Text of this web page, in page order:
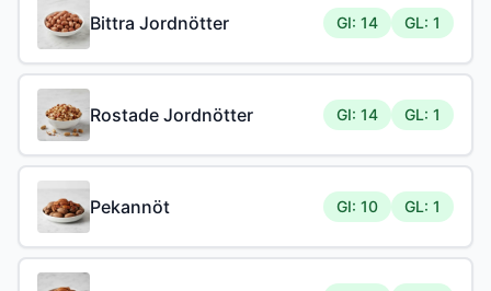
Bittra Jordnötter GI: 14 GL: 1
Rostade Jordnötter GI: 14 GL: 1
Pekannöt GI: 10 GL: 1